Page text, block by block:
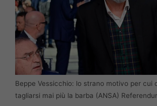
Beppe Vessicchio: lo strano motivo per cui
tagliarsi mai più la barba (ANSA)